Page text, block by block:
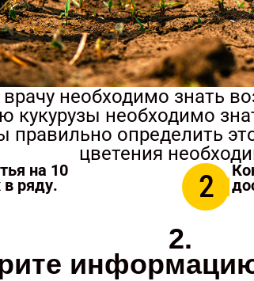
необходимо знать
кукурузы необходимо
правильно определить
цветения
на 10
в ряду. 2
2.